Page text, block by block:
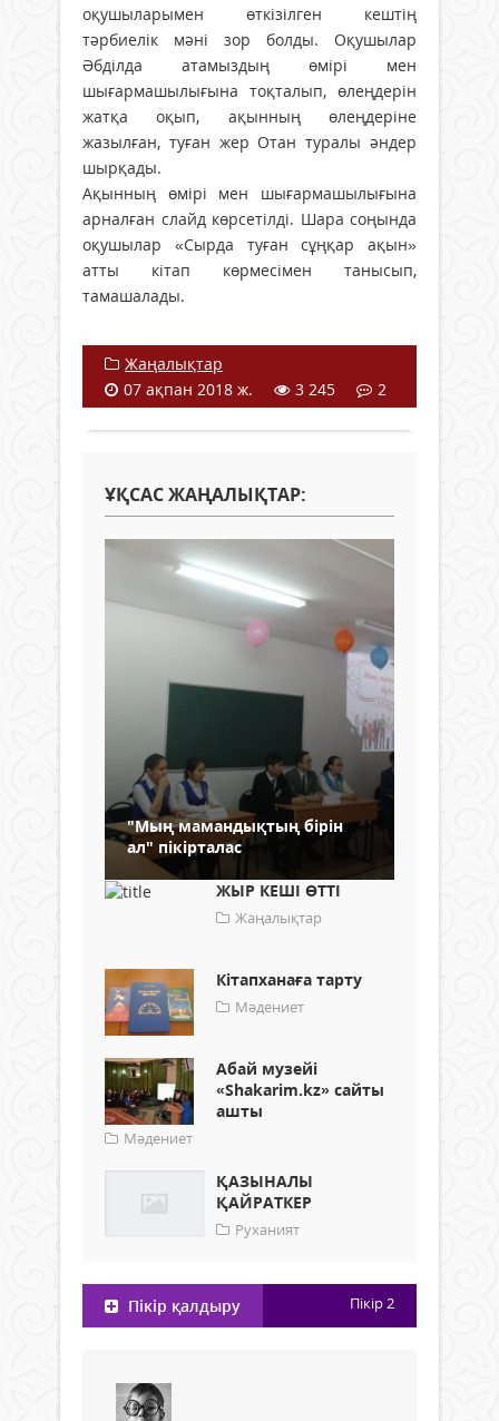
оқушыларымен өткізілген кештің
тәрбиелік мәні зор болды. Оқушылар
Әбділда атамыздың өмірі мен
шығармашылығына тоқталып, өлеңдерін
жатқа оқып, ақынның өлеңдеріне
жазылған, туған жер Отан туралы әндер
шырқады.
Ақынның өмірі мен шығармашылығына
арналған слайд көрсетілді. Шара соңында
оқушылар «Сырда туған сұңқар ақын»
атты кітап көрмесімен танысып,
тамашалады.
Жаңалықтар
07 ақпан 2018 ж.
3 245 2
ҰҚСАС ЖАҢАЛЫҚТАР:
"Мың мамандықтың бірін
ал" пікірталас
ЖЫР КЕШІ ӨТТІ
Жаңалықтар
Кітапханаға тарту
Мәдениет
Абай музейі
«Shakarim.kz» сайты
ашты
Мәдениет
ҚАЗЫНАЛЫ
ҚАЙРАТКЕР
Руханият
Пікір қалдыру Пікір2